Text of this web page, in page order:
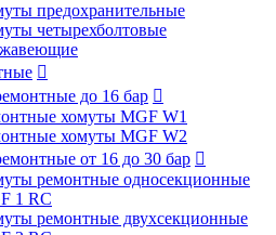
предохранительные
четырехболтовые

до 16 бар 
хомуты MGF W1
хомуты MGF W2
от 16 до 30 бар 
ремонтные односекционные
1 RC
ремонтные двухсекционные